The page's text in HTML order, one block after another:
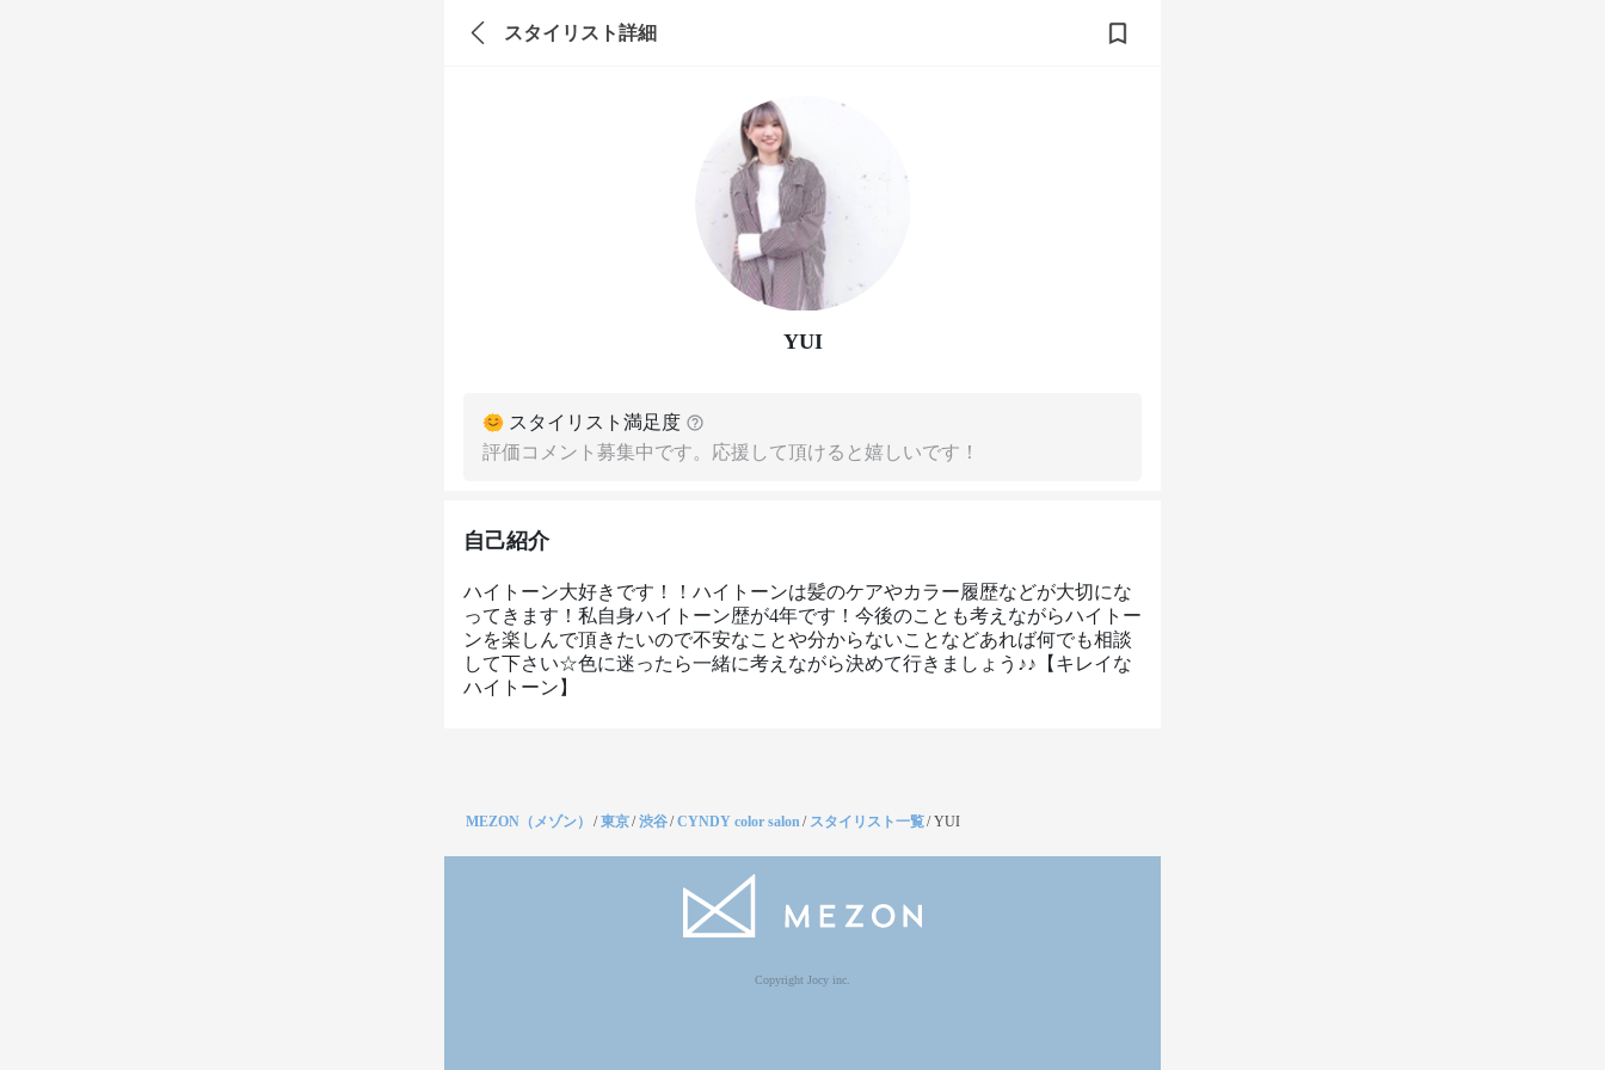
スタイリスト詳細
YUI
スタイリスト満足度
評価コメント募集中です。応援して頂けると嬉しいです！
自己紹介
ハイトーン大好きです！！ハイトーンは髪のケアやカラー履歴などが大切にな
ってきます！私自身ハイトーン歴が4年です！今後のことも考えながらハイトー
ンを楽しんで頂きたいので不安なことや分からないことなどあれば何でも相談
して下さい☆色に迷ったら一緒に考えながら決めて行きましょう♪♪【キレイな
ハイトーン】
MEZON（メゾン） /東京/渋谷/CYNDY color salon/ スタイリスト一覧/YUI
Copyright Jocy inc.